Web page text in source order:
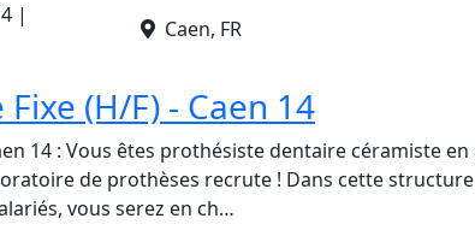
|
Caen, FR
(H/F) - Caen 14
14 : Vous êtes prothésiste dentaire céramiste
de prothèses recrute ! Dans cette
vous serez en ch…